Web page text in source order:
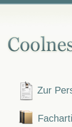
Zur